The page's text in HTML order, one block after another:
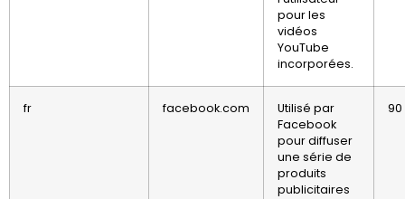
pour les
vidéos
YouTube
incorporées.
fr facebook.com
Utilisé par
Facebook
pour diffuser
une série de
produits
publicitaires